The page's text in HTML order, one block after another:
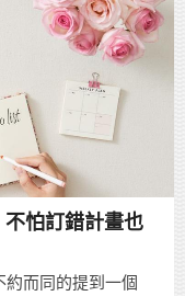
怕訂錯計畫也
而同的提到一個